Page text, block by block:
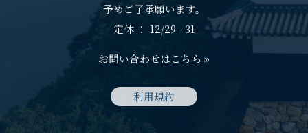
予めご了承願います。
定休 ： 12/29 - 31
お問い合わせはこちら »
利用規約